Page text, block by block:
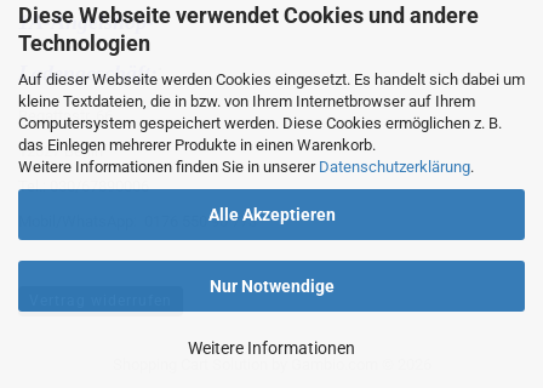
Diese Webseite verwendet Cookies und andere
Technologien
Auf dieser Webseite werden Cookies eingesetzt. Es handelt sich dabei um
kleine Textdateien, die in bzw. von Ihrem Internetbrowser auf Ihrem
Computersystem gespeichert werden. Diese Cookies ermöglichen z. B.
das Einlegen mehrerer Produkte in einen Warenkorb.
Weitere Informationen finden Sie in unserer Datenschutzerklärung.
Alle Akzeptieren
Nur Notwendige
Weitere Informationen
1A-Angelshop-
Ladengeschäft: :
Regattastr. 66
12527 Berlin
Tel.: 030/67890006
Mobil/WhatsApp: 0176 550 90 773